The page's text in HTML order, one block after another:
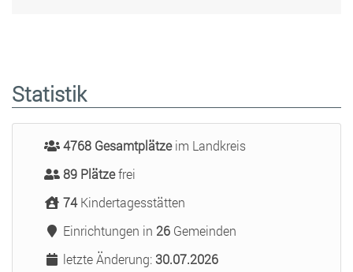
Statistik
4768 Gesamtplätzeim Landkreis
89 Plätzefrei
74Kindertagesstätten
Einrichtungen in 26 Gemeinden
letzte Änderung:30.07.2026